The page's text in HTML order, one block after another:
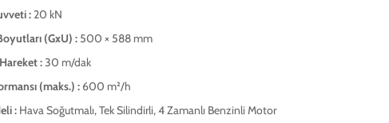
: 20 kN
(GxU) : 500 × 588 mm
:30 m/dak
(maks.) : 600 m²/h
: Hava Soğutmalı, Tek Silindirli, 4 Zamanlı Benzinli Motor